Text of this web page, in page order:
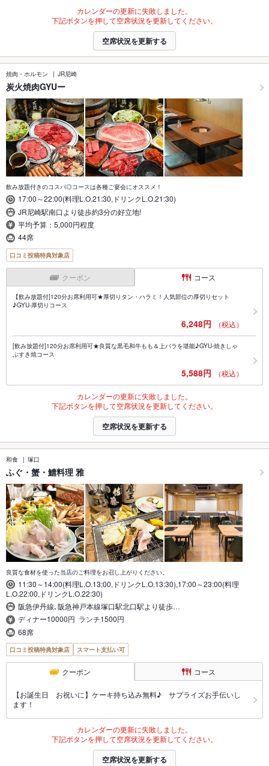
カレンダーの更新に失敗しました。
下記ボタンを押して空席状況を更新してください。
空席状況を更新する
焼肉・ホルモン JR尼崎
炭火焼肉GYUー
飲み放題付きのコスパ◎コースは各種ご宴会にオススメ！
17:00～22:00(料理L.O.21:30,ドリンクL.O.21:30)
JR尼崎駅南口より徒歩約3分の好立地!
平均予算：5,000円程度
44席
口コミ投稿特典対象店
クーポン コース
【飲み放題付]120分お席利用可★厚切りタン・ハラミ！人気部位の厚切りセット
♪GYU-厚切りコース
6,248円 （税込）
[飲み放題付]120分お席利用可★良質な黒毛和牛もも＆上バラを堪能♪GYU-焼きしゃ
ぶすき焼コース
5,588円 （税込）
カレンダーの更新に失敗しました。
下記ボタンを押して空席状況を更新してください。
空席状況を更新する
和食 塚口
ふぐ・蟹・鱧料理 雅
良質な食材を使った当店のご料理をお召し上がりください。
11:30～14:00(料理L.O.13:00,ドリンクL.O.13:30),17:00～23:00(料理
L.O.22:00,ドリンクL.O.22:30)
阪急伊丹線､阪急神戸本線塚口駅北口駅より徒歩…
ディナー10000円 ランチ1500円
68席
口コミ投稿特典対象店 スマート支払い可
クーポン コース
【お誕生日 お祝いに】ケーキ持ち込み無料♪ サプライズお手伝いし
ます！
カレンダーの更新に失敗しました。
下記ボタンを押して空席状況を更新してください。
空席状況を更新する